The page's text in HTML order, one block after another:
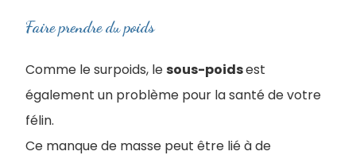
Faire prendre du poids
Comme le surpoids, lesous-poidsest
également un problème pour la santé de votre
félin.
Ce manque de masse peut être lié à de